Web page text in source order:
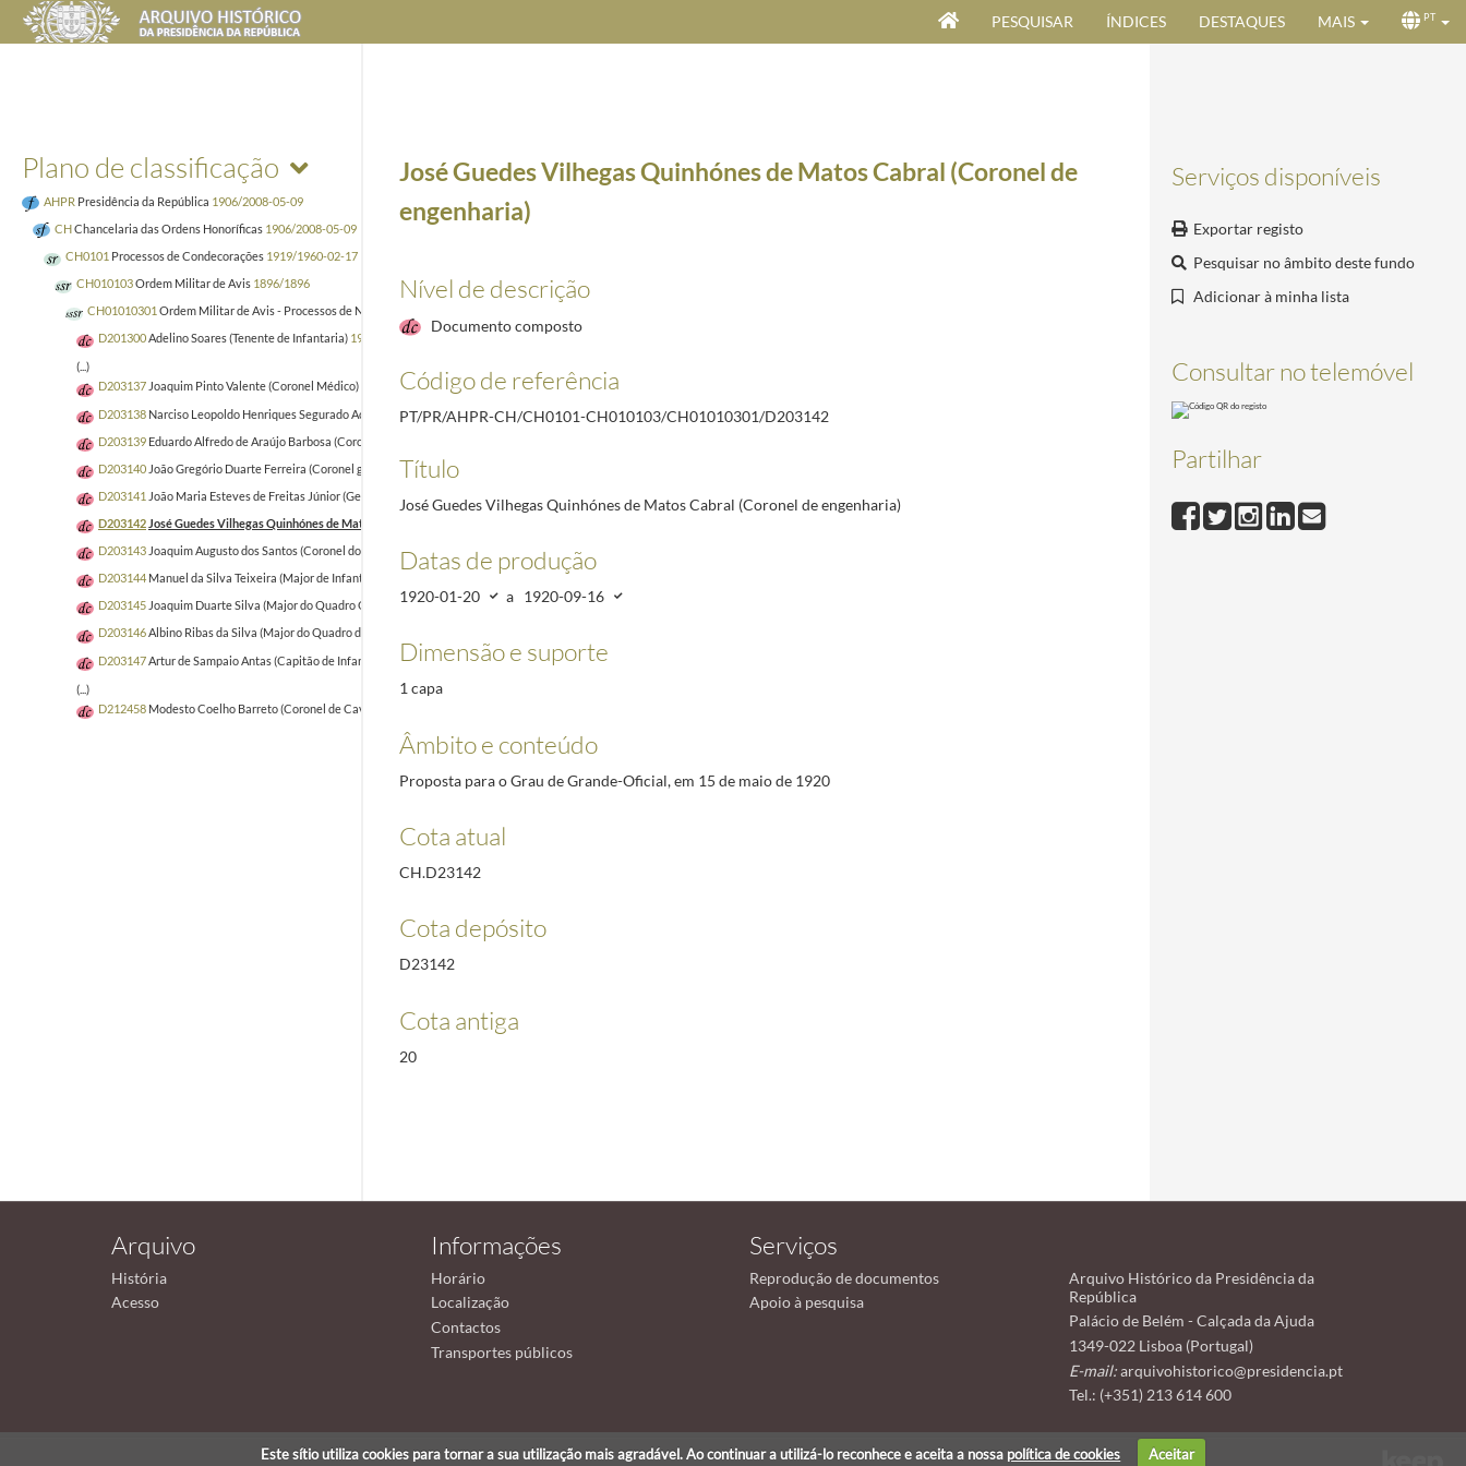
PESQUISAR ÍNDICES DESTAQUES MAIS PT
Plano de classificação
AHPR Presidência da República 1906/2008-05-09
CHChancelaria das Ordens Honoríficas 1906/2008-05-09
CH0101 Processos de Condecorações 1919/1960-02-17
CH010103Ordem Militar de Avis 1896/1896
CH01010301 Ordem Militar de Avis - Processos de Nacionais
D201300Adelino Soares (Tenente de Infantaria) 1935-03-20/1938-02-23
(...)
D203137 Joaquim Pinto Valente (Coronel Médico)
1920-03-23/1920-12-08
D203138 Narciso Leopoldo Henriques Segurado Achemann (Coronel de Infantaria)1920-05-07/1920-09-25
D203139 Eduardo Alfredo de Araújo Barbosa (Coronel graduado de Infantaria)
D203140 João Gregório Duarte Ferreira (Coronel graduado de Cavalaria)
D203141 João Maria Esteves de Freitas Júnior (General graduado)
D203142 José Guedes Vilhegas Quinhónes de Matos Cabral (Coronel de engenharia)
D203143 Joaquim Augusto dos Santos (Coronel do Quadro de Macau e Timor)
1920-02-09/1920-09-16
D203144 Manuel da Silva Teixeira (Major de Infantaria)
1920-02-09/1920-09-16
D203145 Joaquim Duarte Silva (Major do Quadro Ocidental) 1919-12-09/1920-09-16
D203146Albino Ribas da Silva (Major do Quadro de Macau e Timor)
D203147Artur de Sampaio Antas (Capitão de Infantaria) 1920-01-20/1920-09-16
(...)
D212458 Modesto Coelho Barreto (Coronel de Cavalaria)
Serviços disponíveis
Exportar registo
Pesquisar no âmbito deste fundo
Adicionar à minha lista
Consultar no telemóvel
Partilhar
José Guedes Vilhegas Quinhónes de Matos Cabral (Coronel de
engenharia)
Nível de descrição
Documento composto
Código de referência
PT/PR/AHPR-CH/CH0101-CH010103/CH01010301/D203142
Título
José Guedes Vilhegas Quinhónes de Matos Cabral (Coronel de engenharia)
Datas de produção
1920-01-20 a 1920-09-16
Dimensão e suporte
1 capa
Âmbito e conteúdo
Proposta para o Grau de Grande-Oficial, em 15 de maio de 1920
Cota atual
CH.D23142
Cota depósito
D23142
Cota antiga
20
Arquivo
História
Acesso
Informações
Horário
Localização
Contactos
Transportes públicos
Serviços
Reprodução de documentos
Apoio à pesquisa
Arquivo Histórico da Presidência da
República
Palácio de Belém - Calçada da Ajuda
1349-022 Lisboa (Portugal)
E-mail: arquivohistorico@presidencia.pt
Tel.: (+351) 213 614 600
Este sítio utiliza cookies para tornar a sua utilização mais agradável. Ao continuar a utilizá-lo reconhece e aceita a nossa política de cookies Aceitar